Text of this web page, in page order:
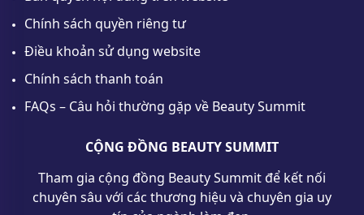
Chính sách quyền riêng tư
Điều khoản sử dụng website
Chính sách thanh toán
FAQs – Câu hỏi thường gặp về Beauty Summit
CỘNG ĐỒNG BEAUTY SUMMIT
Tham gia cộng đồng Beauty Summit để kết nối
chuyên sâu với các thương hiệu và chuyên gia uy